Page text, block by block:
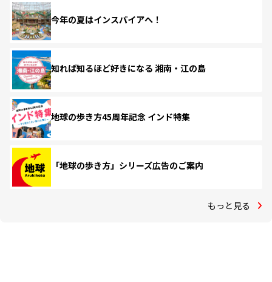
今年の夏はインスパイアへ！
知れば知るほど好きになる 湘南・江の島
地球の歩き方45周年記念 インド特集
「地球の歩き方」シリーズ広告のご案内
もっと見る